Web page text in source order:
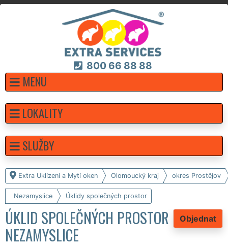
800 66 88 88
MENU
Extra Uklízení a Mytí oken Olomoucký kraj okres Prostějov
Nezamyslice Úklidy společných prostor
Objednat
ÚKLID SPOLEČNÝCH PROSTOR
NEZAMYSLICE
LOKALITY
SLUŽBY